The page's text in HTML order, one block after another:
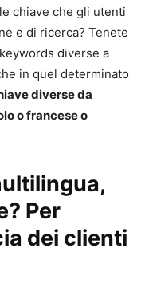
chiave che gli utenti
e di ricerca? Tenete
diverse a
in quel determinato
diverse da
o francese o
Per
dei clienti